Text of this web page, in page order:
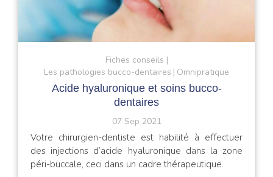
Fiches conseils
Les pathologies bucco-dentaires Omnipratique
Acide hyaluronique et soins bucco-
dentaires
07 Sep 2021
Votre chirurgien-dentiste est habilité à effectuer
des injections d’acide hyaluronique dans la zone
péri-buccale, ceci dans un cadre thérapeutique.